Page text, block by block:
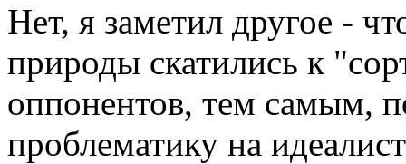
Нет, я заметил другое -
природы скатились к
оппонентов, тем самым,
проблематику на